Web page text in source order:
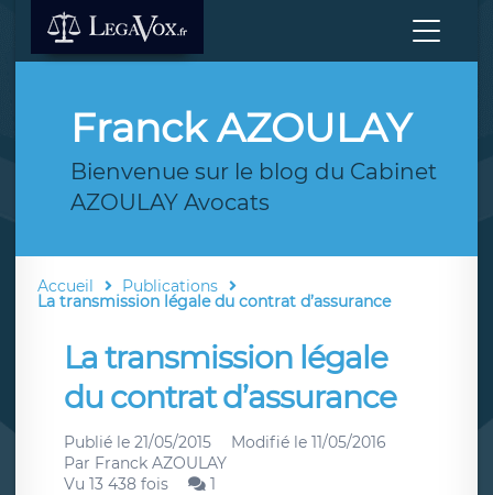
Franck AZOULAY
Bienvenue sur le blog du Cabinet
AZOULAY Avocats
Accueil Publications
La transmission légale du contrat d’assurance
La transmission légale
du contrat d’assurance
Publié le 21/05/2015 Modifié le 11/05/2016
Par Franck AZOULAY
Vu 13 438 fois
1